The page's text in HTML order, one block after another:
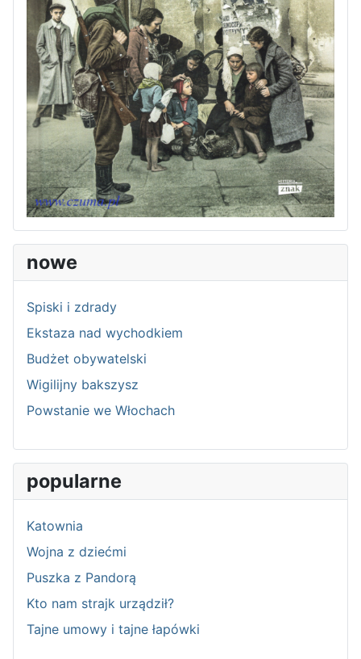
nowe
Spiski i zdrady
Ekstaza nad wychodkiem
Budżet obywatelski
Wigilijny bakszysz
Powstanie we Włochach
popularne
Katownia
Wojna z dziećmi
Puszka z Pandorą
Kto nam strajk urządził?
Tajne umowy i tajne łapówki